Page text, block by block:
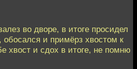
во дворе, в итоге просидел
обосался и примёрз хвостом к
хвост и сдох в итоге, не помню